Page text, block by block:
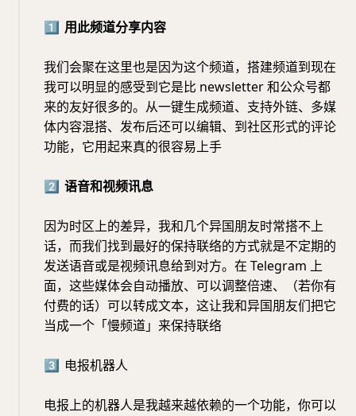
1️⃣ 用此频道分享内容
我们会聚在这里也是因为这个频道，搭建频道到现在
我可以明显的感受到它是比 newsletter 和公众号都
来的友好很多的。从一键生成频道、支持外链、多媒
体内容混搭、发布后还可以编辑、到社区形式的评论
功能，它用起来真的很容易上手
2️⃣ 语音和视频讯息
因为时区上的差异，我和几个异国朋友时常搭不上
话，而我们找到最好的保持联络的方式就是不定期的
发送语音或是视频讯息给到对方。在 Telegram 上
面，这些媒体会自动播放、可以调整倍速、（若你有
付费的话）可以转成文本，这让我和异国朋友们把它
当成一个「慢频道」来保持联络
3️⃣ 电报机器人
电报上的机器人是我越来越依赖的一个功能，你可以